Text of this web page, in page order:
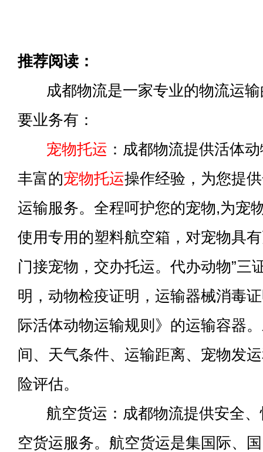
推荐阅读：
成都物流是一家专业的物流运输
要业务有：
宠物托运 ：成都物流提供活体
丰富的宠物托运操作经验，为您提
运输服务。全程呵护您的宠物,为宠
使用专用的塑料航空箱，对宠物具
门接宠物，交办托运。代办动物”三
明，动物检疫证明，运输器械消毒
际活体动物运输规则》的运输容器
间、天气条件、运输距离、宠物发
险评估。
航空货运：成都物流提供安全、
空货运服务。航空货运是集国际、